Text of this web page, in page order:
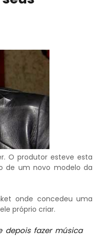
O produtor esteve esta
de um novo modelo da
onde concedeu uma
próprio criar.
depois fazer música